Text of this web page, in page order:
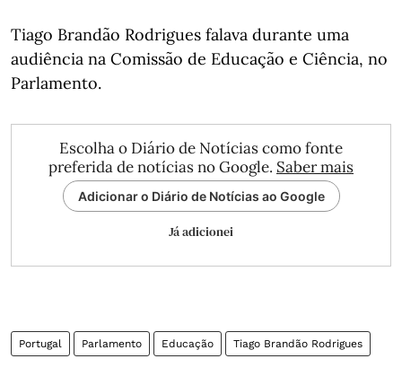
Tiago Brandão Rodrigues falava durante uma
audiência na Comissão de Educação e Ciência, no
Parlamento.
Escolha o Diário de Notícias como fonte
preferida de notícias no Google. Saber mais
Adicionar o Diário de Notícias ao Google
Já adicionei
Portugal Parlamento Educação Tiago Brandão Rodrigues